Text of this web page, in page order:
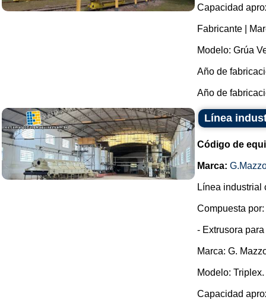
Capacidad
Fabricante |
Modelo: Grúa
Año de
Año de
Línea
Código de
Marca:
Línea industrial
Compuesta por:
- Extrusora
Marca: G.
Modelo: Triplex.
Capacidad